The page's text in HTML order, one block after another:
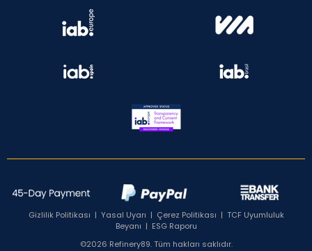
Gizlilik Politikası | Yasal Uyarı | Çerez Politikası | TCF Uyumluluk
Beyanı | ESG Raporu
©2026 Refinery89. Tüm hakları saklıdır.